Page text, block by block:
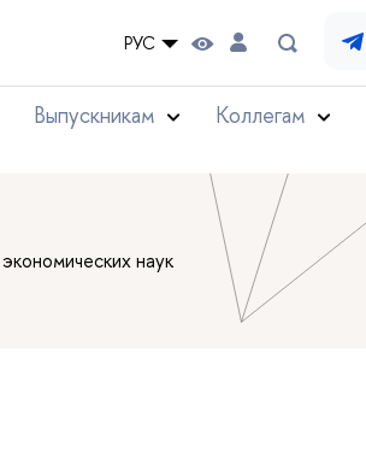
РУС
Выпускникам Коллегам
наук